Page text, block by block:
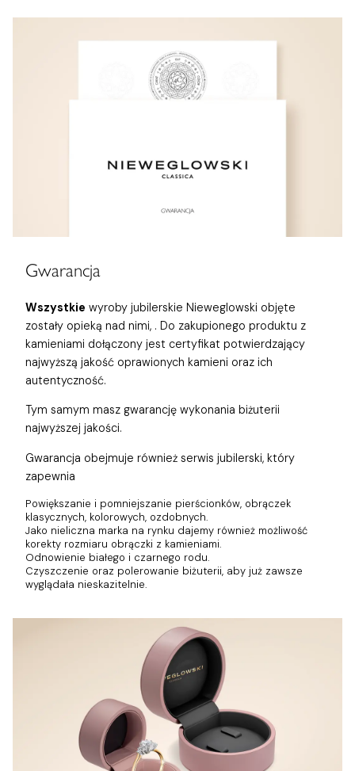
Gwarancja
Wszystkie wyroby jubilerskie Nieweglowski objęte
zostały opieką nad nimi, . Do zakupionego produktu z
kamieniami dołączony jest certyfikat potwierdzający
najwyższą jakość oprawionych kamieni oraz ich
autentyczność.
Tym samym masz gwarancję wykonania biżuterii
najwyższej jakości.
Gwarancja obejmuje również serwis jubilerski, który
zapewnia
Powiększanie i pomniejszanie pierścionków, obrączek
klasycznych, kolorowych, ozdobnych.
Jako nieliczna marka na rynku dajemy również możliwość
korekty rozmiaru obrączki z kamieniami.
Odnowienie białego i czarnego rodu.
Czyszczenie oraz polerowanie biżuterii, aby już zawsze
wyglądała nieskazitelnie.